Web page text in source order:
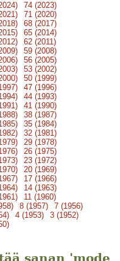
74 (2023)
71 (2020)
68 (2017)
65 (2014)
62 (2011)
59 (2008)
56 (2005)
53 (2002)
50 (1999)
47 (1996)
44 (1993)
41 (1990)
38 (1987)
35 (1984)
32 (1981)
29 (1978)
26 (1975)
23 (1972)
20 (1969)
17 (1966)
14 (1963)
11 (1960)
8 (1957)
7 (1956)
4 (1953)
3 (1952)